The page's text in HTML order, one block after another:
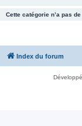
Cette catégorie n’a pas de
Index du forum